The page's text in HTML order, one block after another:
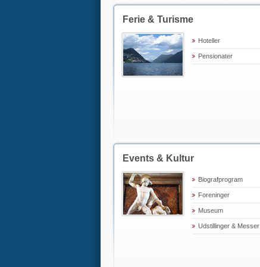
Ferie & Turisme
Hoteller
Pensionater
Events & Kultur
Biografprogram
Foreninger
Museum
Udstillinger & Messer